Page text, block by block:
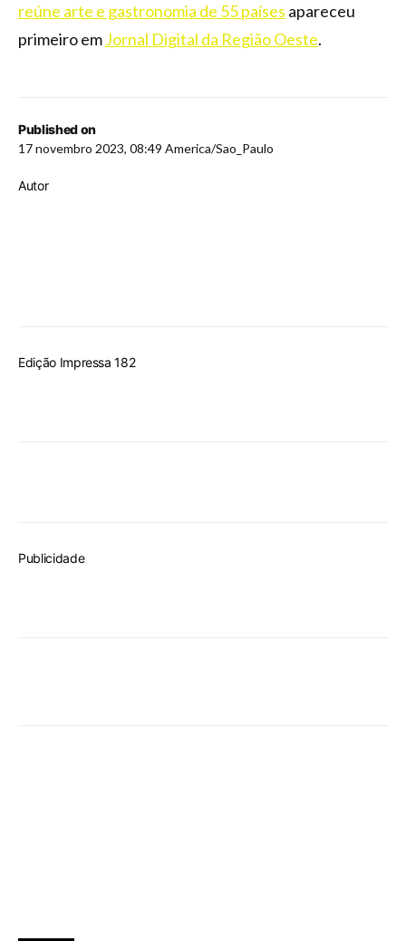
Published on
17 novembro 2023, 08:49 America/Sao_Paulo
Autor
reúne arte e gastronomia de 55 países apareceu
primeiro emJornal Digital da Região Oeste.
Edição Impressa 182
Publicidade